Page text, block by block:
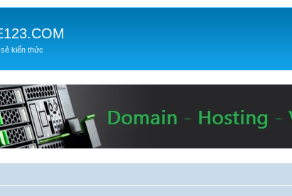
kiến thức